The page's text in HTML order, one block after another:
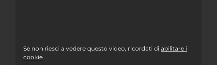
Se non riesci a vedere questo video, ricordati di abilitare i
cookie